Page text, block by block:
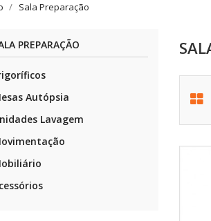
Sala Preparação
PREPARAÇÃO
Autópsia
Lavagem